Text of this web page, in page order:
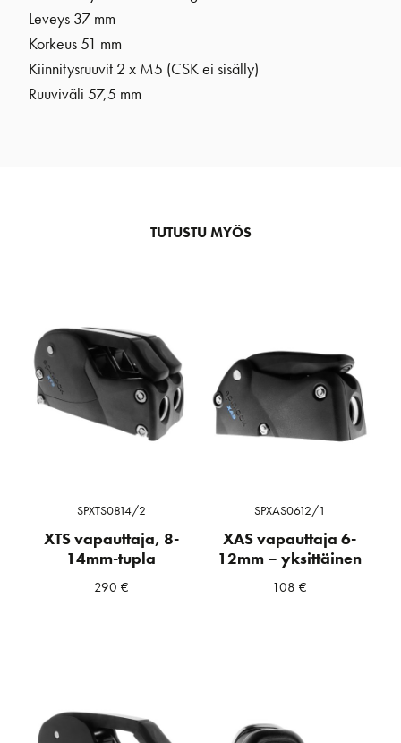
Leveys 37 mm
Korkeus 51 mm
Kiinnitysruuvit 2 x M5 (CSK ei sisälly)
Ruuviväli 57,5 mm
TUTUSTU MYÖS
SPXTS0814/2
XTS vapauttaja, 8-
14mm-tupla
290 €
SPXAS0612/1
XAS vapauttaja 6-
12mm – yksittäinen
108€